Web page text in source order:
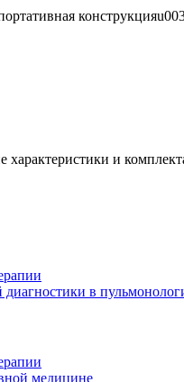
характеристики и
в
медицине